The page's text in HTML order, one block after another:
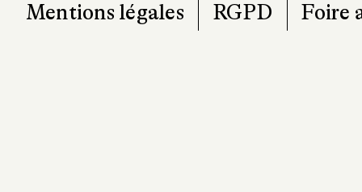
Mentions légales RGPD Foire